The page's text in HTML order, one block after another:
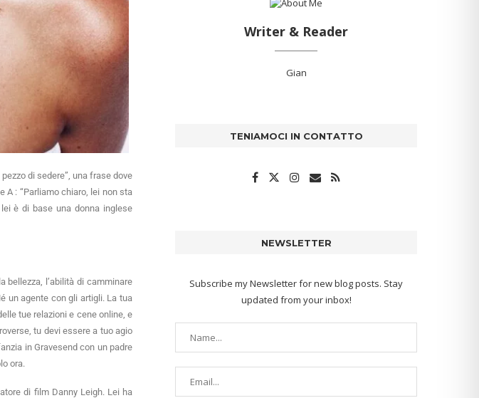
di sedere”, una frase dove
A : “Parliamo chiaro, lei non sta
è di base una donna inglese
bellezza, l’abilità di camminare
un agente con gli artigli. La tua
tue relazioni e cene online, e
tu devi essere a tuo agio
in Gravesend con un padre
ora.
di film Danny Leigh. Lei ha
Writer & Reader
Gian
TENIAMOCI IN CONTATTO
NEWSLETTER
Subscribe my Newsletter for new blog posts. Stay
updated from your inbox!